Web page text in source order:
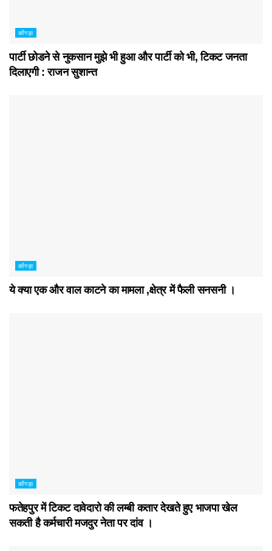
काँगड़ा
पार्टी छोडने से नुकसान मुझे भी हुआ और पार्टी को भी, टिकट जनता
दिलाएगी : राजन सुशान्त
काँगड़ा
ये क्या एक और वाल काटने का मामला ,क्षेत्र में फैली सनसनी ।
काँगड़ा
फतेहपुर में टिकट दावेदारो की लम्बी कतार देखते हुए भाजपा खेल
सकती है कर्मचारी मजदुर नेता पर दांव ।